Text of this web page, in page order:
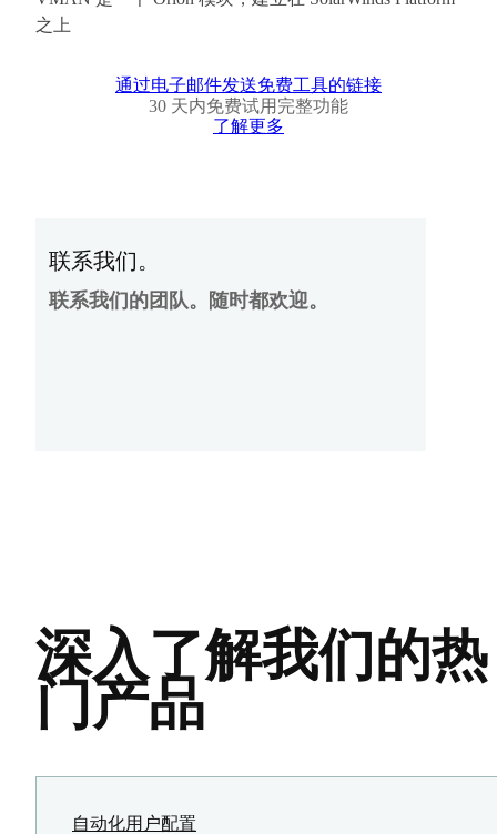
之上
通过电子邮件发送免费工具的链接
30 天内免费试用完整功能
了解更多
联系我们。
联系我们的团队。随时都欢迎。
深入了解我们的热
门产品
自动化用户配置